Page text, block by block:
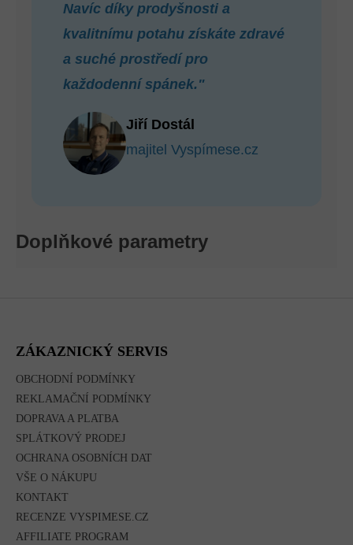
Navíc díky prodyšnosti a
kvalitnímu potahu získáte zdravé
a suché prostředí pro
každodenní spánek."
Jiří Dostál
majitel Vyspímese.cz
Doplňkové parametry
ZÁKAZNICKÝ SERVIS
OBCHODNÍ PODMÍNKY
REKLAMAČNÍ PODMÍNKY
DOPRAVA A PLATBA
SPLÁTKOVÝ PRODEJ
OCHRANA OSOBNÍCH DAT
VŠE O NÁKUPU
KONTAKT
RECENZE VYSPIMESE.CZ
AFFILIATE PROGRAM